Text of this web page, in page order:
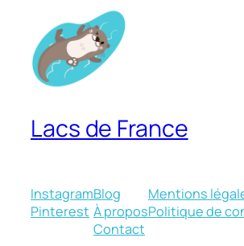
Lacs de France
Instagram
Pinterest
Blog
À propos
Contact
Mentions
Politique de